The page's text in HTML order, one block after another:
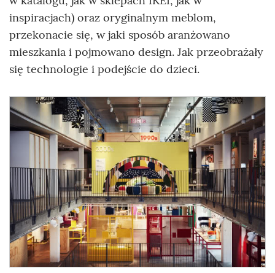
inspiracjach) oraz oryginalnym meblom,
przekonacie się, w jaki sposób aranżowano
mieszkania i pojmowano design. Jak przeobrażały
się technologie i podejście do dzieci.